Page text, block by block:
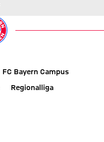
FC Bayern Campus
Regionalliga